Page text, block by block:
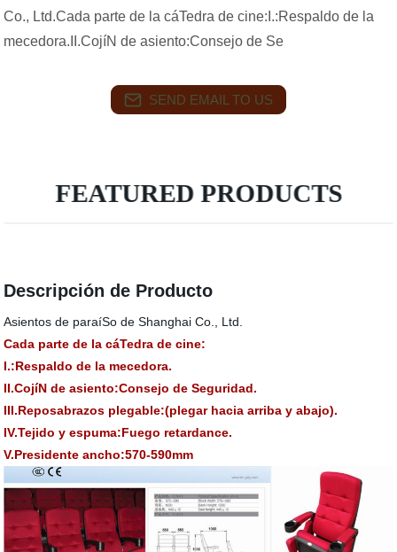
Co., Ltd.Cada parte de la cáTedra de cine:I.:Respaldo de la
mecedora.II.CojíN de asiento:Consejo de Se
SEND EMAIL TO US
FEATURED PRODUCTS
Descripción de Producto
Asientos de paraíSo de Shanghai Co., Ltd.
Cada parte de la cáTedra de cine:
I.:Respaldo de la mecedora.
II.CojíN de asiento:Consejo de Seguridad.
III.Reposabrazos plegable:(plegar hacia arriba y abajo).
IV.Tejido y espuma:Fuego retardance.
V.Presidente ancho:570-590mm